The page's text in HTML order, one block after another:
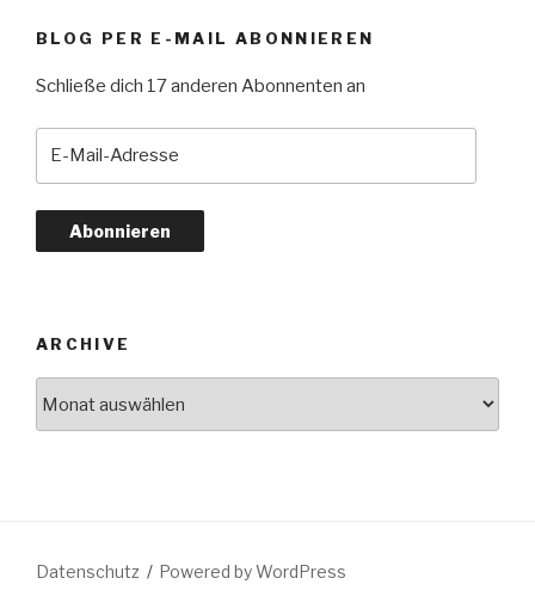
BLOG PER E-MAIL ABONNIEREN
Schließe dich 17 anderen Abonnenten an
Abonnieren
ARCHIVE
Datenschutz Powered by WordPress